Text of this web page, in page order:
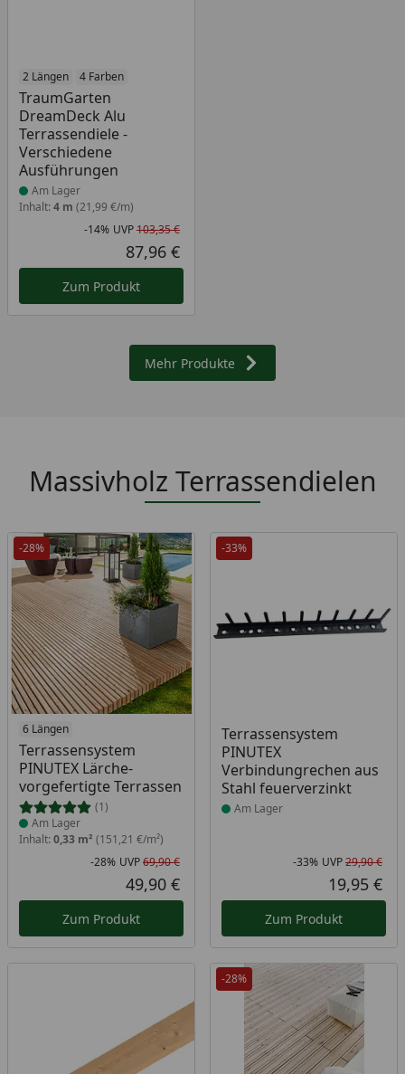
2 Längen 4 Farben
TraumGarten
DreamDeck Alu
Terrassendiele -
Verschiedene
Ausführungen
Produkt am Lager
Am Lager
Inhalt: 4 m (21,99 €/m)
Rabatt in Prozent
-14%
Ursprünglicher Preis
UVP103,35 €
Aktueller Preis
87,96 €
Zum Produkt
Mehr Produkte
Massivholz Terrassendielen
-28%
6 Längen
Terrassensystem
PINUTEX Lärche-
vorgefertigte Terrassen
(1)
Produkt am Lager
Am Lager
Inhalt: 0,33 m² (151,21 €/m²)
Rabatt in Prozent
-28%
Ursprünglicher Preis
UVP69,90 €
Aktueller Preis
49,90 €
Zum Produkt
-33%
Terrassensystem
PINUTEX
Verbindungrechen aus
Stahl feuerverzinkt
Produkt am Lager
Am Lager
-33% UVP29,90 €
19,95 €
Zum Produkt
-28%